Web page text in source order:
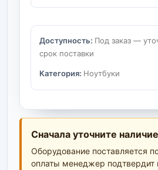
Доступность: Под заказ —
срок поставки
Категория: Ноутбуки
Сначала уточните наличие
Оборудование поставляется
оплаты менеджер подтвердит